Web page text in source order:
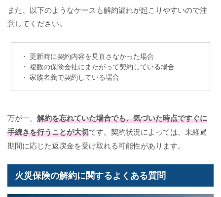
また、以下のようなケースも解約漏れが起こりやすいので注
意してください。
・ 更新時に契約内容を見直さなかった場合
・ 複数の保険会社にまたがって契約している場合
・ 家族名義で契約している場合
万が一、 解約を忘れていた場合でも、気づいた時点ですぐに
手続きを行うことが大切です。契約状況によっては、未経過
期間に応じた返戻金を受け取れる可能性があります。
火災保険の解約に関するよくある質問